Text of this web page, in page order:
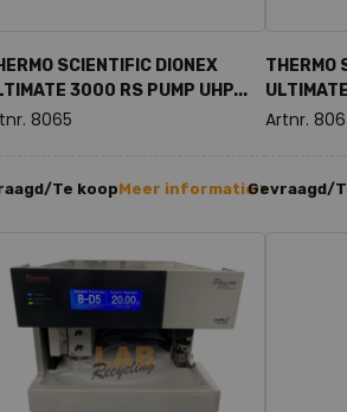
SCIENTIFIC DIONEX
3000 RS PUMP UHP...
8065
Te koopMeer informatie >
THERMO
Artnr.
Gevraagd/